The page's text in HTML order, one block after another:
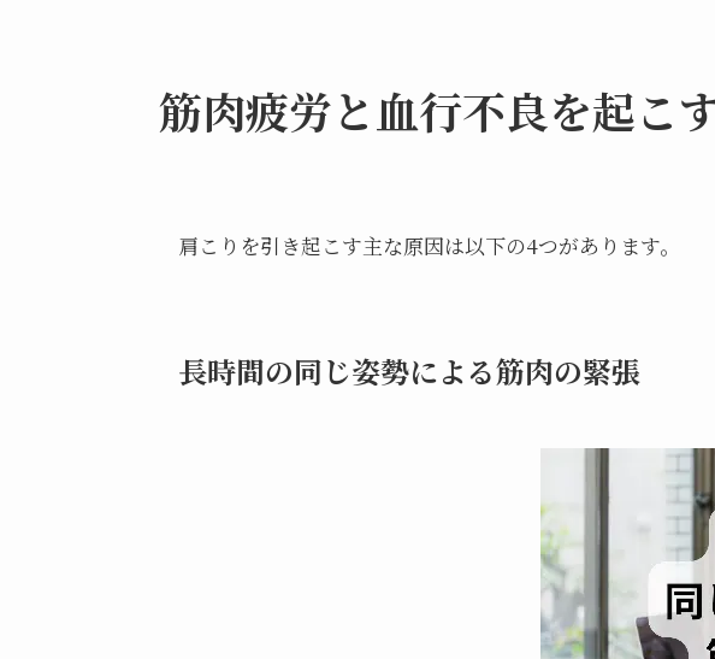
筋肉疲労と血行不良を起こ
肩こりを引き起こす主な原因は以下の4つがあります。
長時間の同じ姿勢による筋肉の緊張